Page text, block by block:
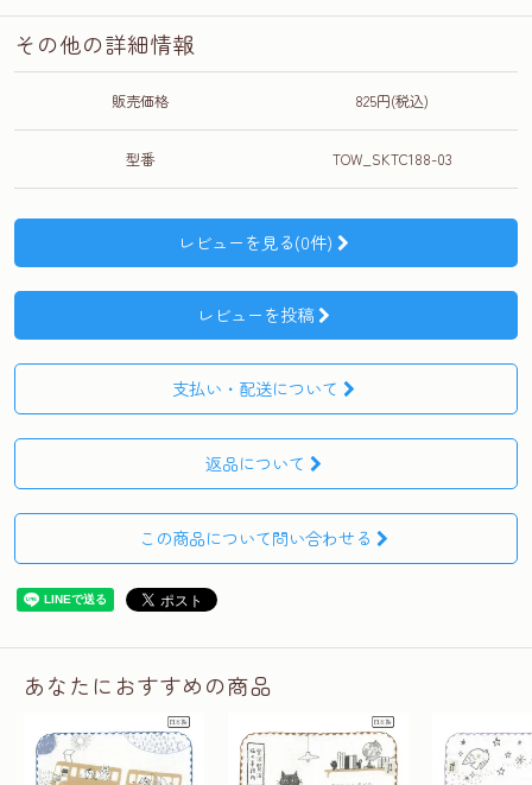
その他の詳細情報
販売価格 825円(税込)
型番 TOW_SKTC188-03
レビューを見る(0件)
レビューを投稿
支払い・配送について
返品について
この商品について問い合わせる
あなたにおすすめの商品